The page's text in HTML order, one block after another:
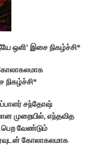
ஒளி’ இசை நிகழ்ச்சி*
கோலாகலமாக
சந்தோஷ்
முறையில், எந்தவித
வேண்டும்
கோலாகலமாக